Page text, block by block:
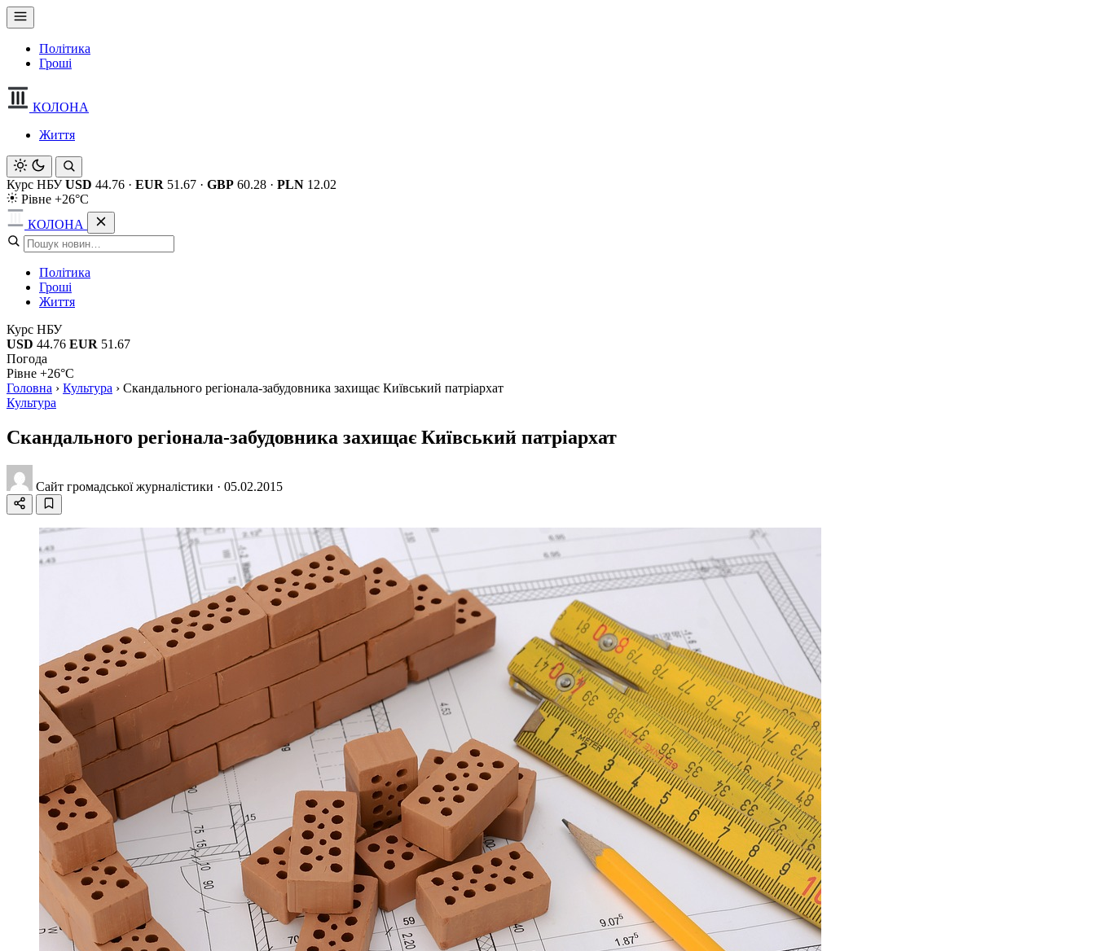
Політика
Гроші
КОЛОНА
Життя
Курс НБУ USD 44.76 · EUR 51.67 · GBP 60.28 · PLN 12.02
Рівне +26°C
КОЛОНА
Політика
Гроші
Життя
Курс НБУ
USD 44.76 EUR 51.67
Погода
Рівне +26°C
Головна › Культура › Скандального регіонала-забудовника захищає Київський патріархат
Культура
Скандального регіонала-забудовника захищає Київський патріархат
Сайт громадської журналістики · 05.02.2015